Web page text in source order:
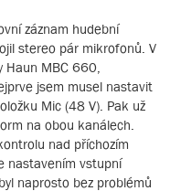
záznam hudební
stereo pár mikrofonů. V
Haun MBC 660,
jsem musel nastavit
Mic (48 V). Pak už
na obou kanálech.
nad příchozím
nastavením vstupní
naprosto bez problémů